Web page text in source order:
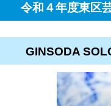
令和４年度東区
GINSODA